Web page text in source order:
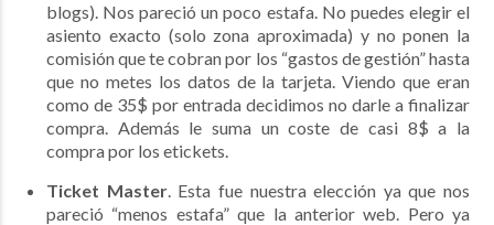
blogs). Nos pareció un poco estafa. No puedes elegir el
asiento exacto (solo zona aproximada) y no ponen la
comisión que te cobran por los “gastos de gestión” hasta
que no metes los datos de la tarjeta. Viendo que eran
como de 35$ por entrada decidimos no darle a finalizar
compra. Además le suma un coste de casi 8$ a la
compra por los etickets.
Ticket Master. Esta fue nuestra elección ya que nos
pareció “menos estafa” que la anterior web. Pero ya